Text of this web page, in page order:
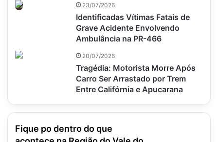
23/07/2026
Identificadas Vítimas Fatais de
Grave Acidente Envolvendo
Ambulância na PR-466
20/07/2026
Tragédia: Motorista Morre Após
Carro Ser Arrastado por Trem
Entre Califórnia e Apucarana
Fique po dentro do que